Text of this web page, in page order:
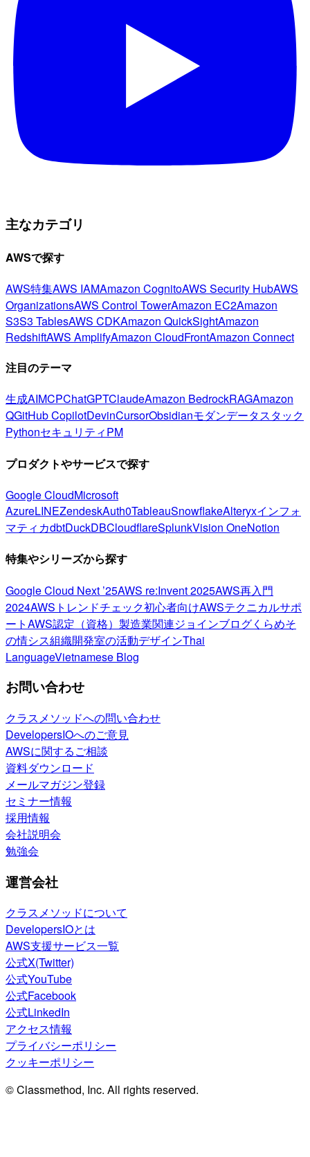
主なカテゴリ
AWSで探す
AWS特集AWS IAMAmazon CognitoAWS Security HubAWS
OrganizationsAWS Control TowerAmazon EC2Amazon
S3S3 TablesAWS CDKAmazon QuickSightAmazon
RedshiftAWS AmplifyAmazon CloudFrontAmazon Connect
注目のテーマ
生成AIMCPChatGPTClaudeAmazon BedrockRAGAmazon
QGitHub CopilotDevinCursorObsidianモダンデータスタック
PythonセキュリティPM
プロダクトやサービスで探す
Google CloudMicrosoft
AzureLINEZendeskAuth0TableauSnowflakeAlteryxインフォ
マティカdbtDuckDBCloudflareSplunkVision OneNotion
特集やシリーズから探す
Google Cloud Next ’25AWS re:Invent 2025AWS再入門
2024AWSトレンドチェック初心者向けAWSテクニカルサポ
ートAWS認定（資格） 製造業関連ジョインブログくらめそ
の情シス組織開発室の活動デザインThai
LanguageVietnamese Blog
お問い合わせ
クラスメソッドへの問い合わせ
DevelopersIOへのご意見
AWSに関するご相談
資料ダウンロード
メールマガジン登録
セミナー情報
採用情報
会社説明会
勉強会
運営会社
クラスメソッドについて
DevelopersIOとは
AWS支援サービス一覧
公式X(Twitter)
公式YouTube
公式Facebook
公式LinkedIn
アクセス情報
プライバシーポリシー
クッキーポリシー
© Classmethod, Inc. All rights reserved.